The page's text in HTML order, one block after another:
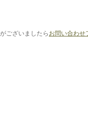
ございましたら お問い合わせ